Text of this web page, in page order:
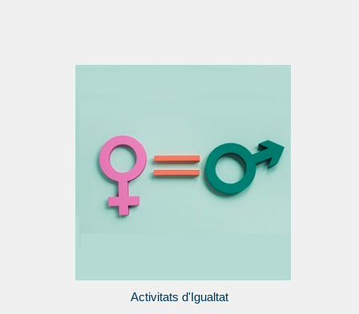
Activitats d'Igualtat